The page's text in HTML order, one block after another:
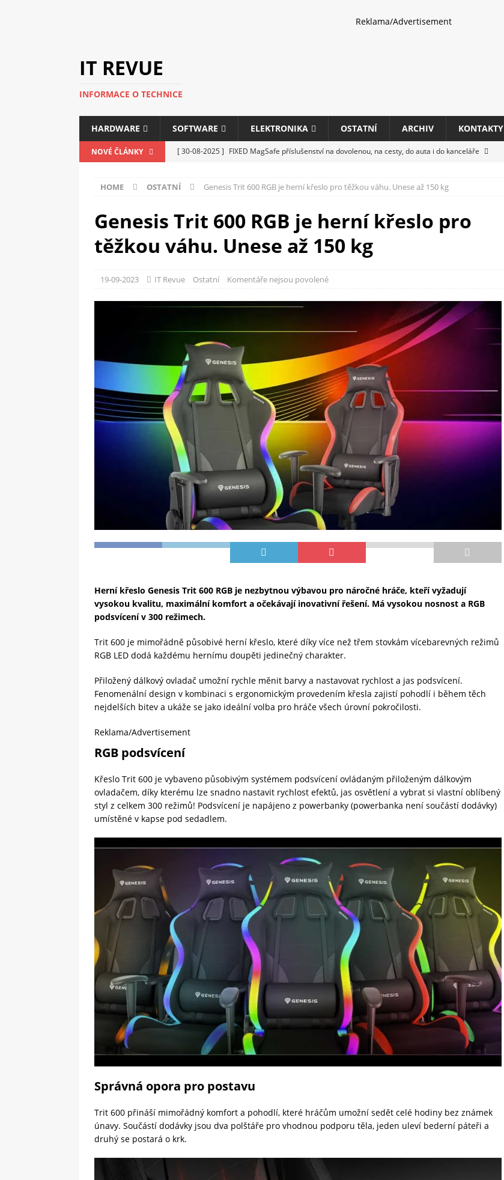
Reklama/Advertisement
IT REVUE
INFORMACE O TECHNICE
HARDWARE SOFTWARE ELEKTRONIKA OSTATNÍ ARCHIV KONTAKTY
NOVÉ ČLÁNKY [ 30-08-2025 ] FIXED MagSafe příslušenství na dovolenou, na cesty, do auta i do kanceláře
[ 14-05-2025 ] Genius na veletrhu COMPUTEX 2025 představí nové příslušenství pro hráče,
kanceláře i domácnosti
HARDWARE
Nová řada multifunkčních kancelářských tiskáren Canon imageFORCE s modely
C5100 a 6100
PERIFERIE
Blockchain a růst krypto kasin: Co by měli vědět milovníci technologií
SOFTWARE
HOME OSTATNÍ Genesis Trit 600 RGB je herní křeslo pro těžkou váhu. Unese až 150 kg
Genesis Trit 600 RGB je herní křeslo pro
těžkou váhu. Unese až 150 kg
19-09-2023 IT Revue Ostatní Komentáře nejsou povolené
Herní křeslo Genesis Trit 600 RGB je nezbytnou výbavou pro náročné hráče, kteří vyžadují
vysokou kvalitu, maximální komfort a očekávají inovativní řešení. Má vysokou nosnost a RGB
podsvícení v 300 režimech.
Trit 600 je mimořádně působivé herní křeslo, které díky více než třem stovkám vícebarevných režimů
RGB LED dodá každému hernímu doupěti jedinečný charakter.
Přiložený dálkový ovladač umožní rychle měnit barvy a nastavovat rychlost a jas podsvícení.
Fenomenální design v kombinaci s ergonomickým provedením křesla zajistí pohodlí i během těch
nejdelších bitev a ukáže se jako ideální volba pro hráče všech úrovní pokročilosti.
Reklama/Advertisement
RGB podsvícení
Křeslo Trit 600 je vybaveno působivým systémem podsvícení ovládaným přiloženým dálkovým
ovladačem, díky kterému lze snadno nastavit rychlost efektů, jas osvětlení a vybrat si vlastní oblíbený
styl z celkem 300 režimů! Podsvícení je napájeno z powerbanky (powerbanka není součástí dodávky)
umístěné v kapse pod sedadlem.
Správná opora pro postavu
Trit 600 přináší mimořádný komfort a pohodlí, které hráčům umožní sedět celé hodiny bez známek
únavy. Součástí dodávky jsou dva polštáře pro vhodnou podporu těla, jeden uleví bederní páteři a
druhý se postará o krk.